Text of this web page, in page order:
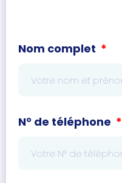
Nom complet
N° de téléphone